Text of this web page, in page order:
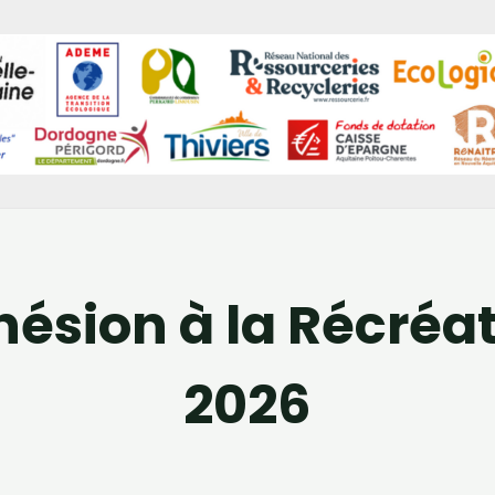
à la
2026